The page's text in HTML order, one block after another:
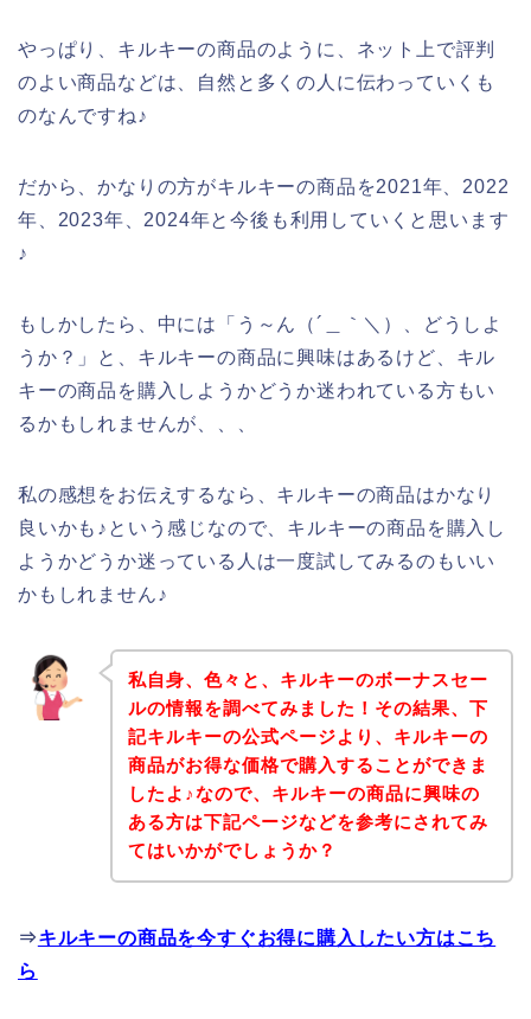
やっぱり、キルキーの商品のように、ネット上で評判
のよい商品などは、自然と多くの人に伝わっていくも
のなんですね♪
だから、かなりの方がキルキーの商品を2021年、2022
年、2023年、2024年と今後も利用していくと思います
♪
もしかしたら、中には「う～ん（´＿｀＼）、どうしよ
うか？」と、キルキーの商品に興味はあるけど、キル
キーの商品を購入しようかどうか迷われている方もい
るかもしれませんが、、、
私の感想をお伝えするなら、キルキーの商品はかなり
良いかも♪という感じなので、キルキーの商品を購入し
ようかどうか迷っている人は一度試してみるのもいい
かもしれません♪
私自身、色々と、キルキーのボーナスセー
ルの情報を調べてみました！その結果、下
記キルキーの公式ページより、キルキーの
商品がお得な価格で購入することができま
したよ♪なので、キルキーの商品に興味の
ある方は下記ページなどを参考にされてみ
てはいかがでしょうか？
⇒キルキーの商品を今すぐお得に購入したい方はこち
ら